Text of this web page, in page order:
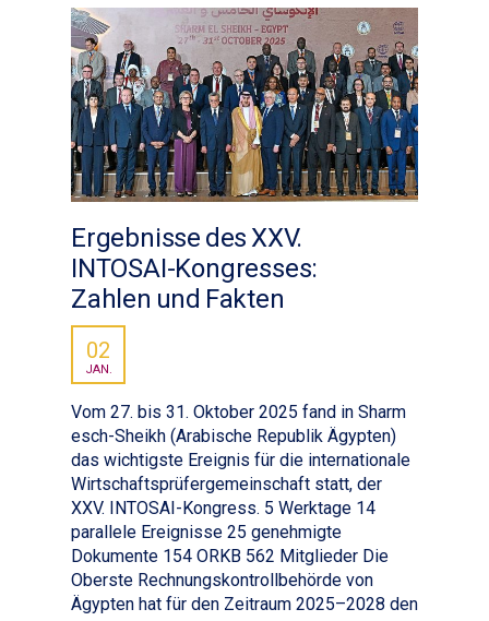
Ergebnisse des XXV.
INTOSAI-Kongresses:
Zahlen und Fakten
02
JAN.
Vom 27. bis 31. Oktober 2025 fand in Sharm
esch-Sheikh (Arabische Republik Ägypten)
das wichtigste Ereignis für die internationale
Wirtschaftsprüfergemeinschaft statt, der
XXV. INTOSAI-Kongress. 5 Werktage 14
parallele Ereignisse 25 genehmigte
Dokumente 154 ORKB 562 Mitglieder Die
Oberste Rechnungskontrollbehörde von
Ägypten hat für den Zeitraum 2025–2028 den